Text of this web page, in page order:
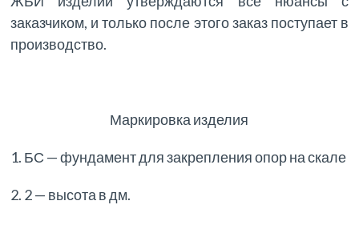
заказчиком, и только после этого заказ поступает в
производство.
Маркировка изделия
1. БС — фундамент для закрепления опор на скале
2. 2 — высота в дм.